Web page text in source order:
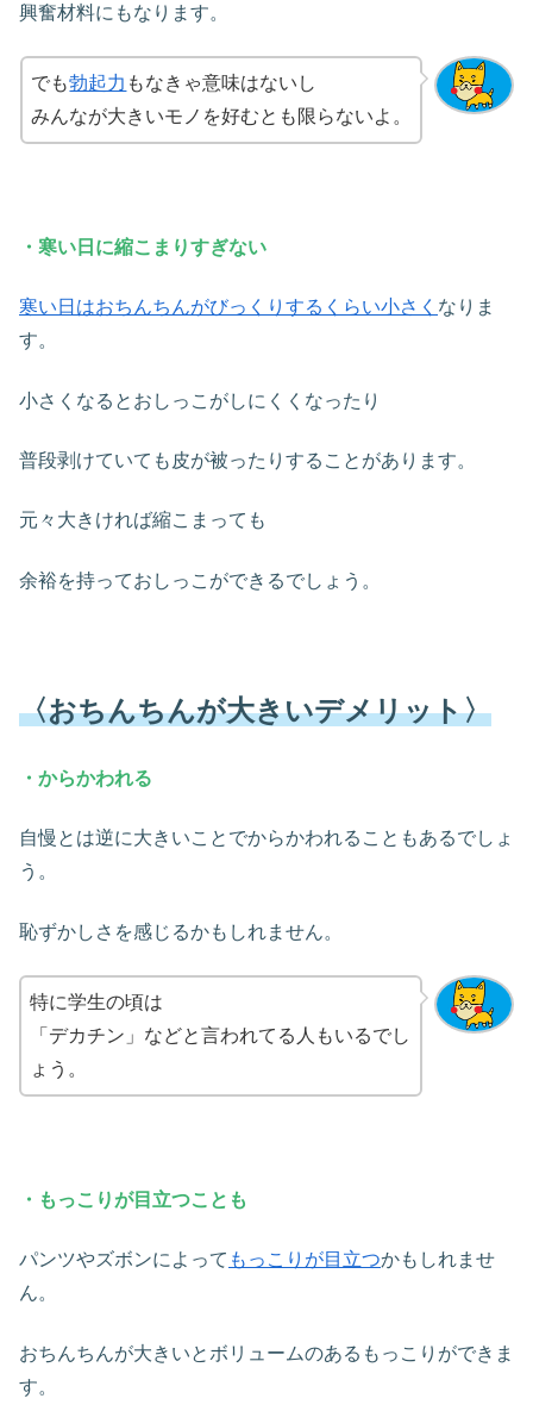
興奮材料にもなります。
でも勃起力 もなきゃ意味はないし
みんなが大きいモノを好むとも限らないよ。
・寒い日に縮こまりすぎない
寒い日はおちんちんがびっくりするくらい小さく なりま
す。
小さくなるとおしっこがしにくくなったり
普段剥けていても皮が被ったりすることがあります。
元々大きければ縮こまっても
余裕を持っておしっこができるでしょう。
〈おちんちんが大きいデメリット〉
・からかわれる
自慢とは逆に大きいことでからかわれることもあるでしょ
う。
恥ずかしさを感じるかもしれません。
特に学生の頃は
「デカチン」などと言われてる人もいるでし
ょう。
・もっこりが目立つことも
パンツやズボンによって もっこりが目立つかもしれませ
ん。
おちんちんが大きいとボリュームのあるもっこりができま
す。